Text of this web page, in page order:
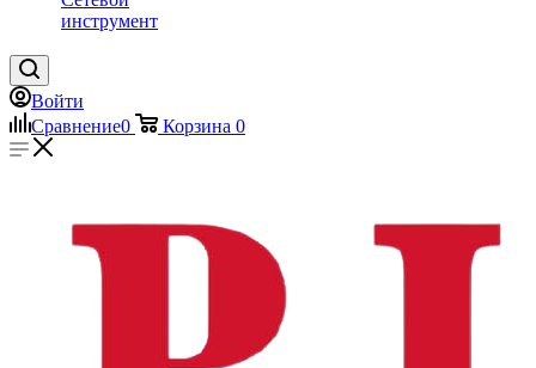
инструмент
Войти
Сравнение0 Корзина 0